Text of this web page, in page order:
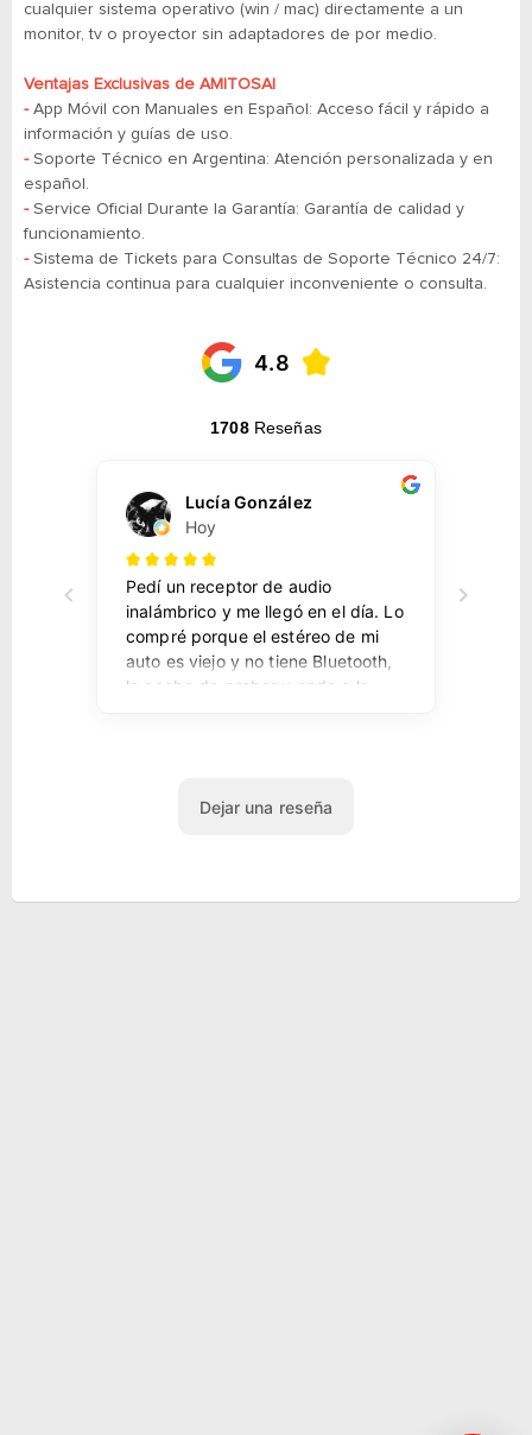
cualquier sistema operativo (win / mac) directamente a un
monitor, tv o proyector sin adaptadores de por medio.
Ventajas Exclusivas de AMITOSAI
- App Móvil con Manuales en Español: Acceso fácil y rápido a
información y guías de uso.
- Soporte Técnico en Argentina: Atención personalizada y en
español.
- Service Oficial Durante la Garantía: Garantía de calidad y
funcionamiento.
- ​​​​​​​Sistema de Tickets para Consultas de Soporte Técnico 24/7:
Asistencia continua para cualquier inconveniente o consulta.